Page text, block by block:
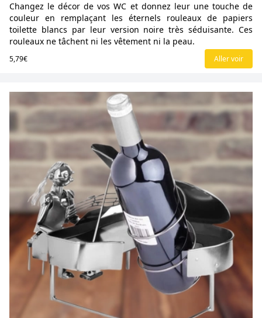
Changez le décor de vos WC et donnez leur une touche de
couleur en remplaçant les éternels rouleaux de papiers
toilette blancs par leur version noire très séduisante. Ces
rouleaux ne tâchent ni les vêtement ni la peau.
5,79€ Aller voir